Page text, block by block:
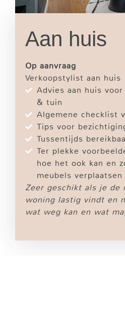
Aan huis
Op aanvraag
Verkoopstylist aan huis
Advies aan huis
& tuin
Algemene checklist
Tips voor
Tussentijds
Ter plekke
hoe het ook kan en
meubels verplaatsen
Zeer geschikt als je de
woning lastig vindt en
wat weg kan en wat